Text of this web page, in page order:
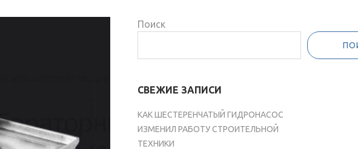
Поиск
СВЕЖИЕ ЗАПИСИ
КАК ШЕСТЕРЕНЧАТЫЙ ГИДРОНАСОС
ИЗМЕНИЛ РАБОТУ СТРОИТЕЛЬНОЙ
ТЕХНИКИ